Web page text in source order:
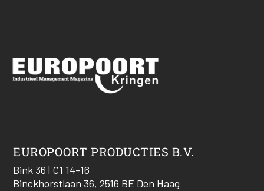
EUROPOORT PRODUCTIES B.V.
Bink 36 | C1 14-16
Binckhorstlaan 36, 2516 BE Den Haag